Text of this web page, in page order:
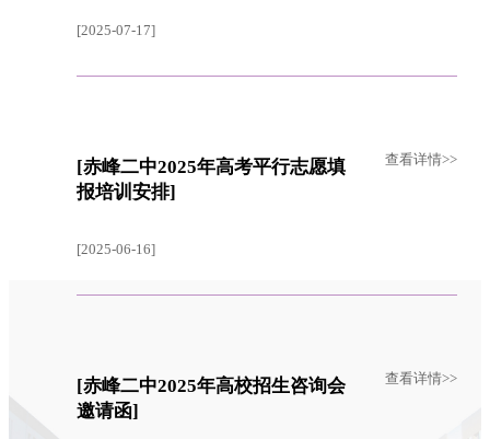
[2025-07-17]
[赤峰二中2025年高考平行志愿填
报培训安排]
查看详情>>
[2025-06-16]
[赤峰二中2025年高校招生咨询会
邀请函]
查看详情>>